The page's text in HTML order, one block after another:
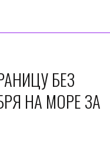
БЕЗ
НА МОРЕ ЗА